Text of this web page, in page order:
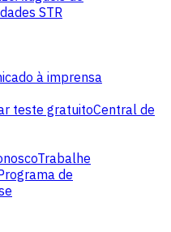
STR
à imprensa
teste gratuitoCentral de
Trabalhe
de